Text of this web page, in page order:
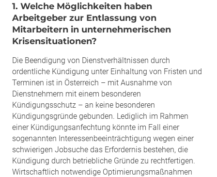
1. Welche Möglichkeiten haben
Arbeitgeber zur Entlassung von
Mitarbeitern in unternehmerischen
Krisensituationen?
Die Beendigung von Dienstverhältnissen durch
ordentliche Kündigung unter Einhaltung von Fristen und
Terminen ist in Österreich – mit Ausnahme von
Dienstnehmern mit einem besonderen
Kündigungsschutz – an keine besonderen
Kündigungsgründe gebunden. Lediglich im Rahmen
einer Kündigungsanfechtung könnte im Fall einer
sogenannten Interessenbeeinträchtigung wegen einer
schwierigen Jobsuche das Erfordernis bestehen, die
Kündigung durch betriebliche Gründe zu rechtfertigen.
Wirtschaftlich notwendige Optimierungsmaßnahmen